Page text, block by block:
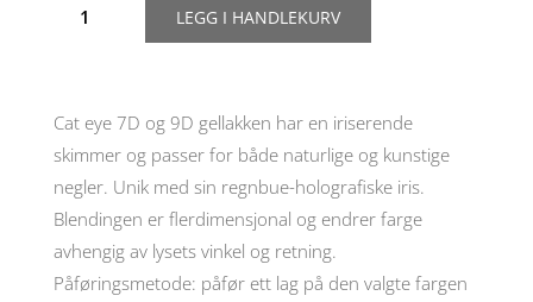
Molekula
6ml
antall
LEGG I HANDLEKURV
Cat eye 7D og 9D gellakken har en iriserende
skimmer og passer for både naturlige og kunstige
negler. Unik med sin regnbue-holografiske iris.
Blendingen er flerdimensjonal og endrer farge
avhengig av lysets vinkel og retning.
Påføringsmetode: påfør ett lag på den valgte fargen